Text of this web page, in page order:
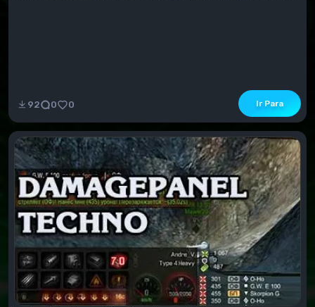
92 0 0 Ir Para